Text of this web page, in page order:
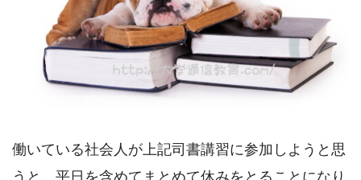
働いている社会人が上記司書講習に参加しようと思
うと、平日を含めてまとめて休みをとることになり